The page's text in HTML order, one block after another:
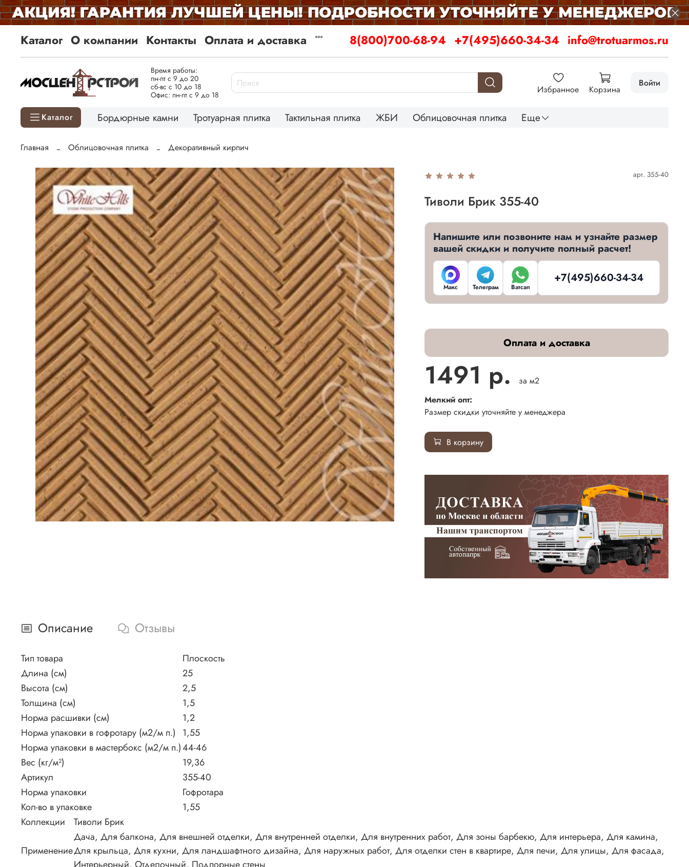
Каталог О компании Контакты Оплата и доставка 8(800)700-68-94 +7(495)660-34-34 info@trotuarmos.ru
Время работы:
пн-пт с 9 до 20
сб-вс с 10 до 18
Офис: пн-пт с 9 до 18
Избранное Корзина
Войти
Каталог Бордюрные камни Тротуарная плитка Тактильная плитка ЖБИ Облицовочная плитка Еще
Главная Облицовочная плитка Декоративный кирпич
арт. 355-40
Тиволи Брик 355-40
Напишите или позвоните нам и узнайте размер
вашей скидки и получите полный расчет!
Макс Телеграм Ватсап
+7(495)660-34-34
Оплата и доставка
1491 р.
за м2
Мелкий опт:
Размер скидки уточняйте у менеджера
В корзину
Описание Отзывы
Тип товара
Плоскость
Длина (см)
25
Высота (см)
2,5
Толщина (см)
1,5
Норма расшивки (см)
1,2
Норма упаковки в гофротару (м2/м п.)
1,55
Норма упаковки в мастербокс (м2/м п.)44-46
Вес (кг/м²)
19,36
Артикул
355-40
Норма упаковки
Гофротара
Кол-во в упаковке
1,55
Коллекции
Тиволи Брик
Применение
Дача, Для балкона, Для внешней отделки, Для внутренней отделки, Для внутренних работ, Для зоны барбекю, Для интерьера, Для камина,
Для крыльца, Для кухни, Для ландшафтного дизайна, Для наружных работ, Для отделки стен в квартире, Для печи, Для улицы, Для фасада,
Интерьерный, Отделочный, Подпорные стены